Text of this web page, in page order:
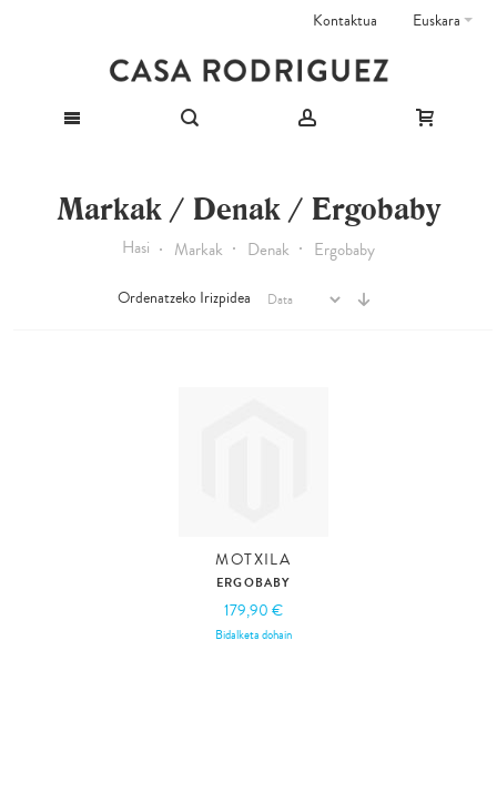
Euskara
Kontaktua
Markak / Denak / Ergobaby
Hasi Markak Denak Ergobaby
Ordenatzeko Irizpidea
MOTXILA
ERGOBABY
179,90 €
Bidalketa dohain